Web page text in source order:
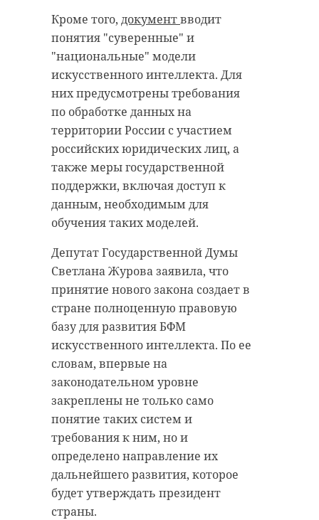
Кроме того, документвводит
понятия "суверенные" и
"национальные" модели
искусственного интеллекта. Для
них предусмотрены требования
по обработке данных на
территории России с участием
российских юридических лиц, а
также меры государственной
поддержки, включая доступ к
данным, необходимым для
обучения таких моделей.
Депутат Государственной Думы
Светлана Журова заявила, что
принятие нового закона создает в
стране полноценную правовую
базу для развития БФМ
искусственного интеллекта. По ее
словам, впервые на
законодательном уровне
закреплены не только само
понятие таких систем и
требования к ним, но и
определено направление их
дальнейшего развития, которое
будет утверждать президент
страны.
Матери. Направил
Преосвященнейшему
владыке Мстиславу,
Тихвинскому и
Лодейнопольскому,
приветствие
участникам
торжеств. С этой
почитаемой
святыней наша
земля связана
глубинно. Верующие
на протяжении веков
обращаются к ней,
стоя здесь и
прибывая из всех
концов Отечества и
мира. Пусть великие
духовные традиции
сохранятся
непрерывно и
впредь, укрепляя
наше единство и
силы, любовь и
чудотворной Тихвинской иконе
Божией Матери приехали тысячи
верующих и паломников.
Праздничные мероприятия
проходят не только в монастыре.
По традиции с 30 июня по 9 июля
состоялся крестный ход по местам
явления Тихвинской иконы
Божией Матери. С 2020 года
организацию праздника
поддерживает комитет по
межнациональным и
межконфессиональным
отношениям Ленинградской
области.
По церковному преданию,
Тихвинскую икону Божией
Матери написал евангелист Лука
еще при земной жизни
Богородицы. В V веке образ
перенесли из Иерусалима в
Константинополь, а в 1383 году он
чудесным образом исчез и явился
над водами Ладожского озера.
Позже икона остановилась возле